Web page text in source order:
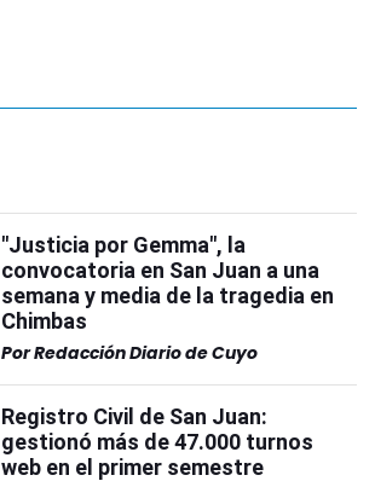
"Justicia por Gemma", la
convocatoria en San Juan a una
semana y media de la tragedia en
Chimbas
PorRedacción Diario de Cuyo
Registro Civil de San Juan:
gestionó más de 47.000 turnos
web en el primer semestre